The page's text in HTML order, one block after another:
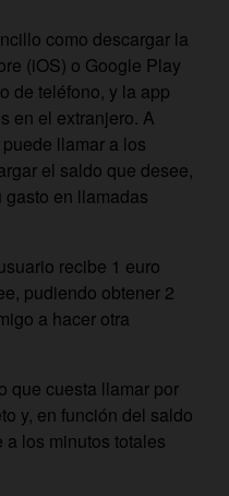
como descargar la
(iOS) o Google Play
de teléfono, y la app
en el extranjero. A
llamar a los
el saldo que desee,
en llamadas
recibe 1 euro
pudiendo obtener 2
a hacer otra
que cuesta llamar por
y, en función del saldo
los minutos totales